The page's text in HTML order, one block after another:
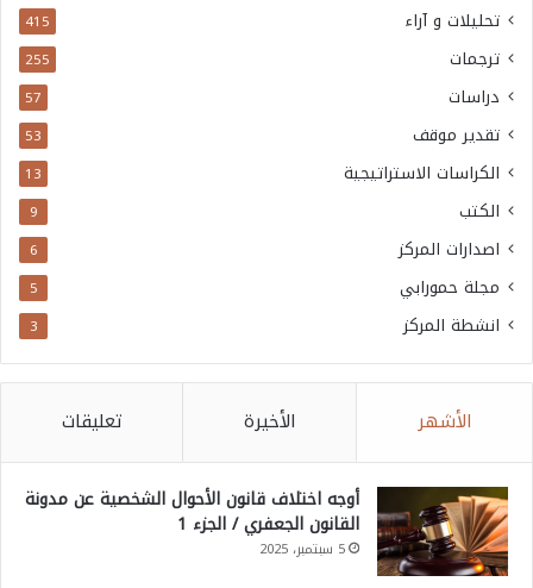
تحليلات و آراء 415
ترجمات 255
دراسات 57
تقدير موقف 53
الكراسات الاستراتيجية 13
الكتب 9
اصدارات المركز 6
مجلة حمورابي 5
انشطة المركز 3
الأشهر الأخيرة تعليقات
أوجه اختلاف قانون الأحوال الشخصية عن مدونة
القانون الجعفري / الجزء 1
5 سبتمبر، 2025